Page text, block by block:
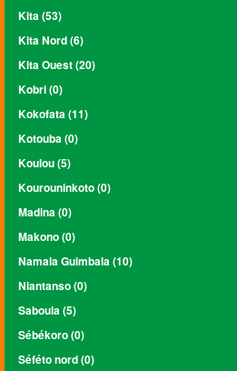
Kita (53)
Kita Nord (6)
Kita Ouest (20)
Kobri (0)
Kokofata (11)
Kotouba (0)
Koulou (5)
Kourouninkoto (0)
Madina (0)
Makono (0)
Namala Guimbala (10)
Niantanso (0)
Saboula (5)
Sébékoro (0)
Séféto nord (0)